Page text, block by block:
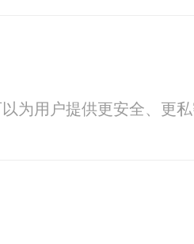
为用户提供更安全、更